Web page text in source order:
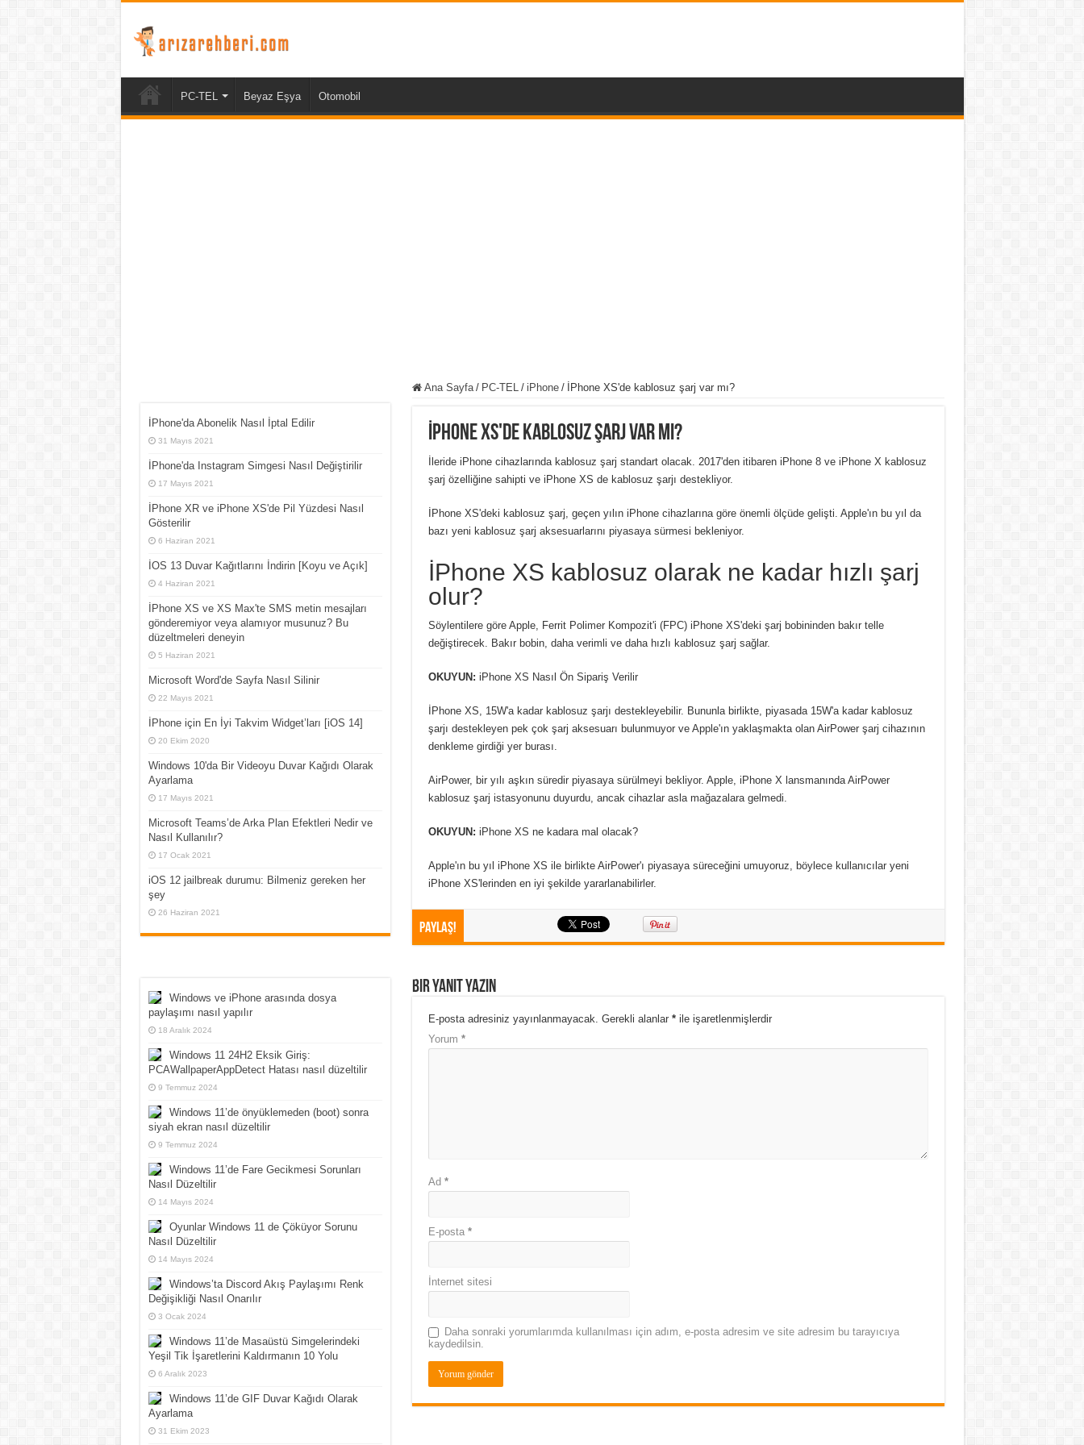
PC-TEL Beyaz Eşya Otomobil
Ana Sayfa / PC-TEL / iPhone / İPhone XS'de kablosuz şarj var mı?
İPhone XS'de kablosuz şarj var mı?
İleride iPhone cihazlarında kablosuz şarj standart olacak. 2017'den itibaren iPhone 8 ve iPhone X kablosuz
şarj özelliğine sahipti ve iPhone XS de kablosuz şarjı destekliyor.
İPhone XS'deki kablosuz şarj, geçen yılın iPhone cihazlarına göre önemli ölçüde gelişti. Apple'ın bu yıl da
bazı yeni kablosuz şarj aksesuarlarını piyasaya sürmesi bekleniyor.
İPhone XS kablosuz olarak ne kadar hızlı şarj
olur?
Söylentilere göre Apple, Ferrit Polimer Kompozit'i (FPC) iPhone XS'deki şarj bobininden bakır telle
değiştirecek. Bakır bobin, daha verimli ve daha hızlı kablosuz şarj sağlar.
OKUYUN: iPhone XS Nasıl Ön Sipariş Verilir
İPhone XS, 15W'a kadar kablosuz şarjı destekleyebilir. Bununla birlikte, piyasada 15W'a kadar kablosuz
şarjı destekleyen pek çok şarj aksesuarı bulunmuyor ve Apple'ın yaklaşmakta olan AirPower şarj cihazının
denkleme girdiği yer burası.
AirPower, bir yılı aşkın süredir piyasaya sürülmeyi bekliyor. Apple, iPhone X lansmanında AirPower
kablosuz şarj istasyonunu duyurdu, ancak cihazlar asla mağazalara gelmedi.
OKUYUN: iPhone XS ne kadara mal olacak?
Apple'ın bu yıl iPhone XS ile birlikte AirPower'ı piyasaya süreceğini umuyoruz, böylece kullanıcılar yeni
iPhone XS'lerinden en iyi şekilde yararlanabilirler.
Paylaş!
Bir yanıt yazın
E-posta adresiniz yayınlanmayacak. Gerekli alanlar *ile işaretlenmişlerdir
Yorum *
Ad *
E-posta *
İnternet sitesi
Daha sonraki yorumlarımda kullanılması için adım, e-posta adresim ve site adresim bu tarayıcıya
kaydedilsin.
İPhone'da Abonelik Nasıl İptal Edilir
31 Mayıs 2021
İPhone'da Instagram Simgesi Nasıl Değiştirilir
17 Mayıs 2021
İPhone XR ve iPhone XS'de Pil Yüzdesi Nasıl
Gösterilir
6 Haziran 2021
İOS 13 Duvar Kağıtlarını İndirin [Koyu ve Açık]
4 Haziran 2021
İPhone XS ve XS Max'te SMS metin mesajları
gönderemiyor veya alamıyor musunuz? Bu
düzeltmeleri deneyin
5 Haziran 2021
Microsoft Word'de Sayfa Nasıl Silinir
22 Mayıs 2021
İPhone için En İyi Takvim Widget’ları [iOS 14]
20 Ekim 2020
Windows 10'da Bir Videoyu Duvar Kağıdı Olarak
Ayarlama
17 Mayıs 2021
Microsoft Teams’de Arka Plan Efektleri Nedir ve
Nasıl Kullanılır?
17 Ocak 2021
iOS 12 jailbreak durumu: Bilmeniz gereken her
şey
26 Haziran 2021
Windows ve iPhone arasında dosya
paylaşımı nasıl yapılır
18 Aralık 2024
Windows 11 24H2 Eksik Giriş:
PCAWallpaperAppDetect Hatası nasıl düzeltilir
9 Temmuz 2024
Windows 11’de önyüklemeden (boot) sonra
siyah ekran nasıl düzeltilir
9 Temmuz 2024
Windows 11’de Fare Gecikmesi Sorunları
Nasıl Düzeltilir
14 Mayıs 2024
Oyunlar Windows 11 de Çöküyor Sorunu
Nasıl Düzeltilir
14 Mayıs 2024
Windows’ta Discord Akış Paylaşımı Renk
Değişikliği Nasıl Onarılır
3 Ocak 2024
Windows 11’de Masaüstü Simgelerindeki
Yeşil Tik İşaretlerini Kaldırmanın 10 Yolu
6 Aralık 2023
Windows 11’de GIF Duvar Kağıdı Olarak
Ayarlama
31 Ekim 2023